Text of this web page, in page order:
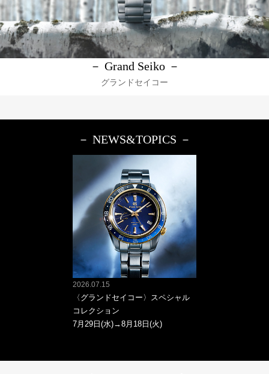
－ Grand Seiko －
グランドセイコー
－ NEWS&TOPICS －
2026.07.15
〈グランドセイコー〉スペシャル
コレクション
7月29日(水)→8月18日(火)